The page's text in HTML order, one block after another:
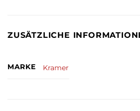
ZUSÄTZLICHE
MARKE Kramer